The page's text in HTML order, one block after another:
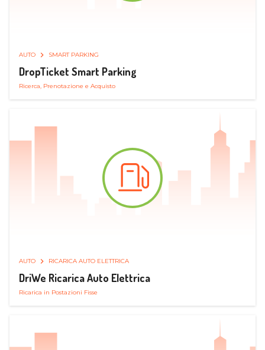
AUTO SMART PARKING
DropTicket Smart Parking
Ricerca, Prenotazione e Acquisto
AUTO RICARICA AUTO ELETTRICA
DriWe Ricarica Auto Elettrica
Ricarica in Postazioni Fisse